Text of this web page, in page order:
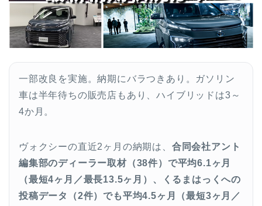
一部改良を実施。納期にバラつきあり。ガソリン
車は半年待ちの販売店もあり、ハイブリッドは3～
4か月。
ヴォクシーの直近2ヶ月の納期は、 合同会社アント
編集部のディーラー取材（38件）で平均6.1ヶ月
（最短4ヶ月／最長13.5ヶ月）、くるまはっくへの
投稿データ（2件）でも平均4.5ヶ月（最短3ヶ月／